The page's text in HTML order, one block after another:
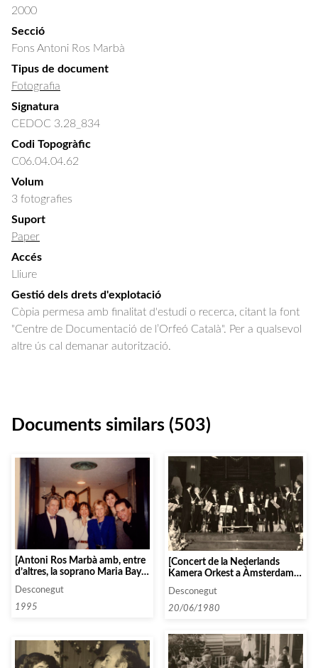
2000
Secció
Fons Antoni Ros Marbà
Tipus de document
Fotografia
Signatura
CEDOC 3.28_834
Codi Topogràfic
C06.04.04.62
Volum
3 fotografies
Suport
Paper
Accés
Lliure
Gestió dels drets d'explotació
Còpia permesa amb finalitat d'estudi o recerca, citant la font
"Centre de Documentació de l’Orfeó Català". Per a qualsevol
altre ús cal demanar autorització.
Documents similars (503)
[Antoni Ros Marbà amb, entre
d’altres, la soprano Maria Bayo,
Japó]
Desconegut
1995
[Concert de la Nederlands
Kamera Orkest a Àmsterdam
dirigida per Antoni Ros Marbà]
Desconegut
20/06/1980